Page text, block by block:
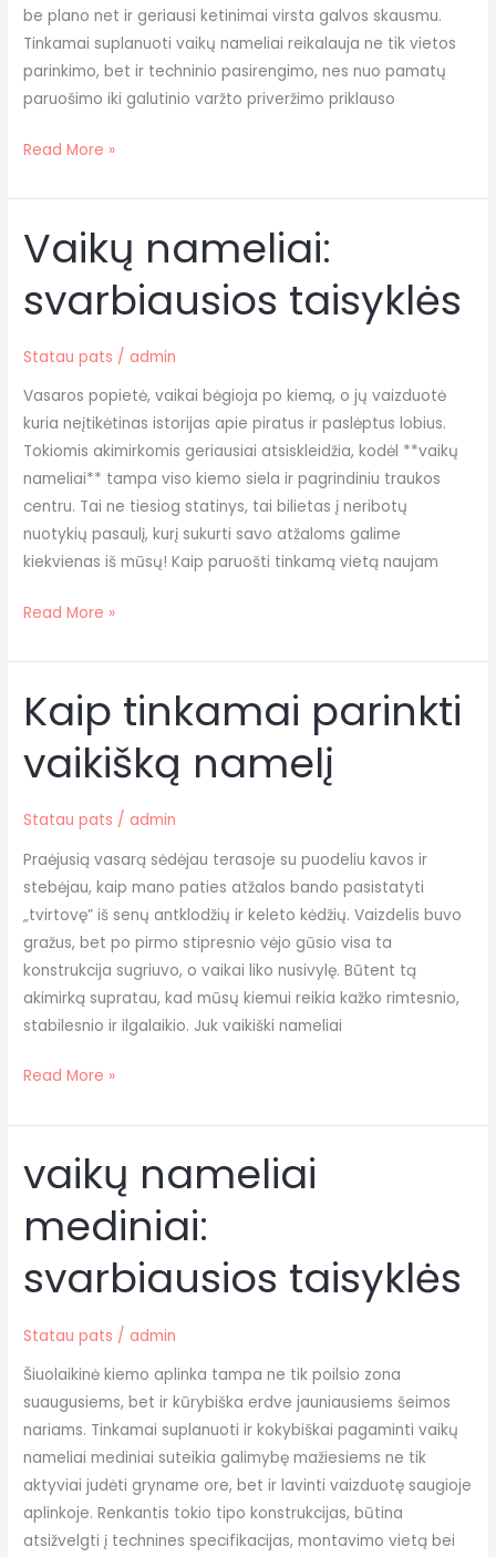
be plano net ir geriausi ketinimai virsta galvos skausmu.
Tinkamai suplanuoti vaikų nameliai reikalauja ne tik vietos
parinkimo, bet ir techninio pasirengimo, nes nuo pamatų
paruošimo iki galutinio varžto priveržimo priklauso
Read More »
Vaikų nameliai:
svarbiausios taisyklės
Statau pats / admin
Vasaros popietė, vaikai bėgioja po kiemą, o jų vaizduotė
kuria neįtikėtinas istorijas apie piratus ir paslėptus lobius.
Tokiomis akimirkomis geriausiai atsiskleidžia, kodėl **vaikų
nameliai** tampa viso kiemo siela ir pagrindiniu traukos
centru. Tai ne tiesiog statinys, tai bilietas į neribotų
nuotykių pasaulį, kurį sukurti savo atžaloms galime
kiekvienas iš mūsų! Kaip paruošti tinkamą vietą naujam
Vaikų
nameliai:
svarbiausios
taisyklės
Read More »
Kaip tinkamai parinkti
vaikišką namelį
Statau pats / admin
Praėjusią vasarą sėdėjau terasoje su puodeliu kavos ir
stebėjau, kaip mano paties atžalos bando pasistatyti
„tvirtovę” iš senų antklodžių ir keleto kėdžių. Vaizdelis buvo
gražus, bet po pirmo stipresnio vėjo gūsio visa ta
konstrukcija sugriuvo, o vaikai liko nusivylę. Būtent tą
akimirką supratau, kad mūsų kiemui reikia kažko rimtesnio,
stabilesnio ir ilgalaikio. Juk vaikiški nameliai
Kaip
tinkamai
parinkti
vaikišką
namelį
Read More »
vaikų nameliai
mediniai:
svarbiausios taisyklės
Statau pats / admin
Šiuolaikinė kiemo aplinka tampa ne tik poilsio zona
suaugusiems, bet ir kūrybiška erdve jauniausiems šeimos
nariams. Tinkamai suplanuoti ir kokybiškai pagaminti vaikų
nameliai mediniai suteikia galimybę mažiesiems ne tik
aktyviai judėti gryname ore, bet ir lavinti vaizduotę saugioje
aplinkoje. Renkantis tokio tipo konstrukcijas, būtina
atsižvelgti į technines specifikacijas, montavimo vietą bei
vaikų
nameliai
mediniai:
svarbiausios
taisyklės